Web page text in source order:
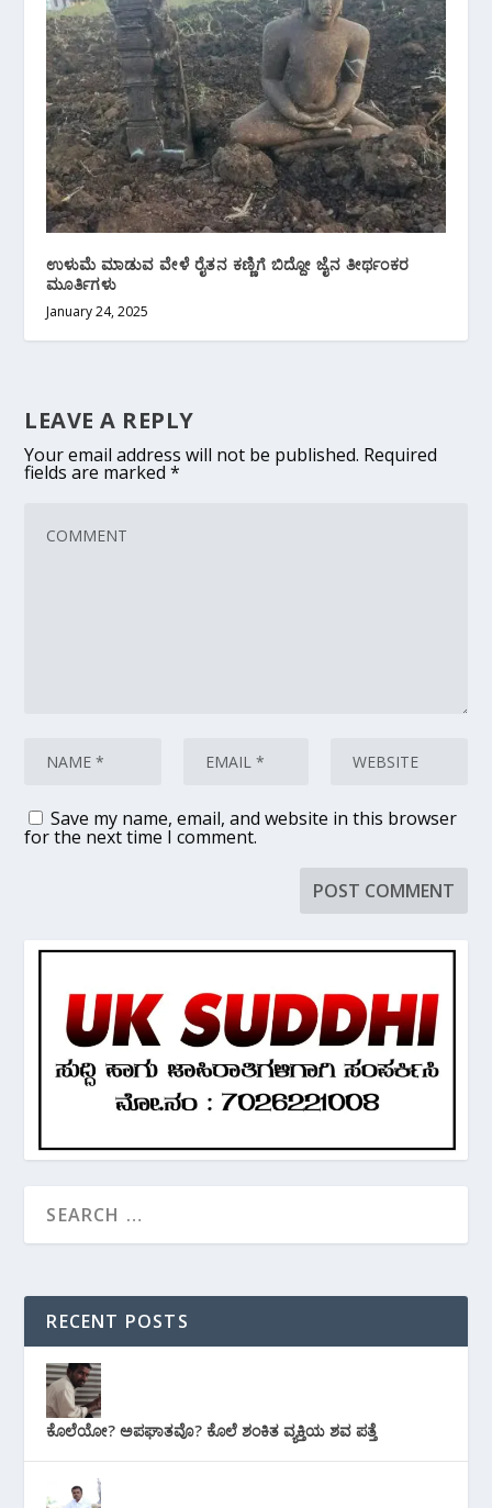
ಉಳುಮೆ ಮಾಡುವ ವೇಳೆ ರೈತನ ಕಣ್ಣಿಗೆ ಬಿದ್ದೋ ಜೈನ ತೀರ್ಥಂಕರ
ಮೂರ್ತಿಗಳು
January 24, 2025
LEAVE A REPLY
Your email address will not be published. Required
fields are marked*
Save my name, email, and website in this browser
for the next time I comment.
RECENT POSTS
ಕೊಲೆಯೋ? ಅಪಘಾತವೊ? ಕೊಲೆ ಶಂಕಿತ ವ್ಯಕ್ತಿಯ ಶವ ಪತ್ತೆ